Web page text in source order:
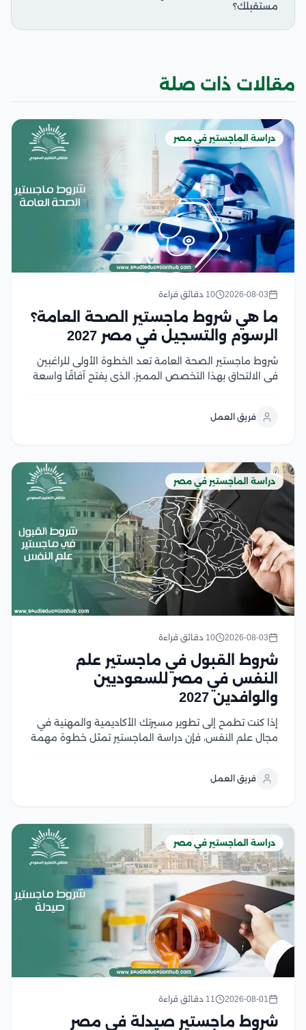
مستقبلك؟
مقالات ذات صلة
دراسة الماجستير في مصر
2026-08-03 10 دقائق قراءة
ما هي شروط ماجستير الصحة العامة؟
الرسوم والتسجيل في مصر 2027
شروط ماجستير الصحة العامة تعد الخطوة الأولى للراغبين
في الالتحاق بهذا التخصص المميز، الذي يفتح آفاقًا واسعة
البرنامج المناسب ومعرفة متطلبات القبول أمر ضروري...
فريق العمل
دراسة الماجستير في مصر
2026-08-03 10 دقائق قراءة
شروط القبول في ماجستير علم
النفس في مصر للسعوديين
والوافدين 2027
إذا كنت تطمح إلى تطوير مسيرتك الأكاديمية والمهنية في
مجال علم النفس، فإن دراسة الماجستير تمثل خطوة مهمة
استعدادك الكامل، وفي هذا المقال نستعرض...
فريق العمل
دراسة الماجستير في مصر
2026-08-01 11 دقائق قراءة
شروط ماجستير صيدلة في مصر